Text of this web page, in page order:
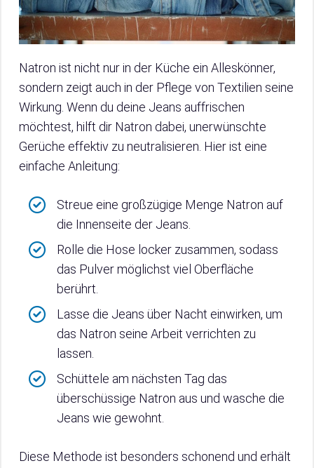
Natron ist nicht nur in der Küche ein Alleskönner,
sondern zeigt auch in der Pflege von Textilien seine
Wirkung. Wenn du deine Jeans auffrischen
möchtest, hilft dir Natron dabei, unerwünschte
Gerüche effektiv zu neutralisieren. Hier ist eine
einfache Anleitung:
Streue eine großzügige Menge Natron auf
die Innenseite der Jeans.
Rolle die Hose locker zusammen, sodass
das Pulver möglichst viel Oberfläche
berührt.
Lasse die Jeans über Nacht einwirken, um
das Natron seine Arbeit verrichten zu
lassen.
Schüttele am nächsten Tag das
überschüssige Natron aus und wasche die
Jeans wie gewohnt.
Diese Methode ist besonders schonend und erhält